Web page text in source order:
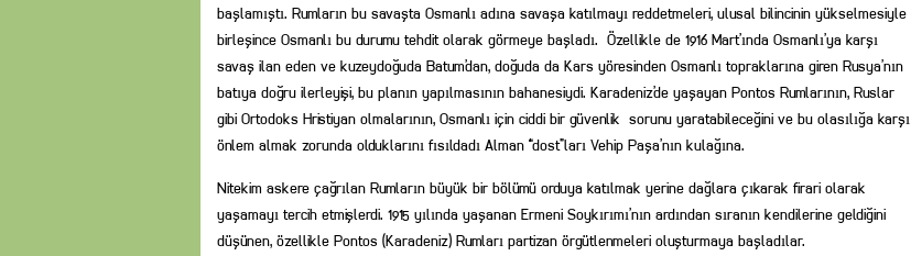
başlamıştı. Rumların bu savaşta Osmanlı adına savaşa katılmayı reddetmeleri, ulusal bilincinin yükselmesiyle
birleşince Osmanlı bu durumu tehdit olarak görmeye başladı. Özellikle de 1916 Mart’ında Osmanlı’ya karşı
savaş ilan eden ve kuzeydoğuda Batum’dan, doğuda da Kars yöresinden Osmanlı topraklarına giren Rusya’nın
batıya doğru ilerleyişi, bu planın yapılmasının bahanesiydi. Karadeniz’de yaşayan Pontos Rumlarının, Ruslar
gibi Ortodoks Hristiyan olmalarının, Osmanlı için ciddi bir güvenlik sorunu yaratabileceğini ve bu olasılığa karşı
önlem almak zorunda olduklarını fısıldadı Alman “dost”ları Vehip Paşa’nın kulağına.
Nitekim askere çağrılan Rumların büyük bir bölümü orduya katılmak yerine dağlara çıkarak firari olarak
yaşamayı tercih etmişlerdi. 1915 yılında yaşanan Ermeni Soykırımı’nın ardından sıranın kendilerine geldiğini
düşünen, özellikle Pontos (Karadeniz) Rumları partizan örgütlenmeleri oluşturmaya başladılar.